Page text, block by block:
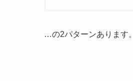
…の2パターンあります。